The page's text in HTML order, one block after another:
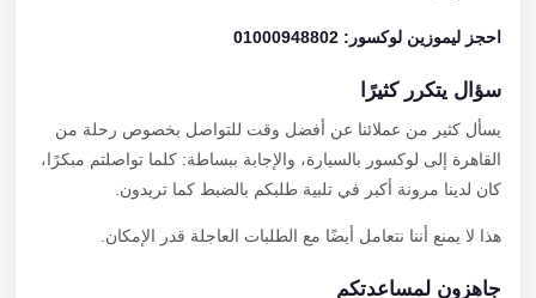
احجز ليموزين لوكسور: 01000948802
سؤال يتكرر كثيرًا
يسأل كثير من عملائنا عن أفضل وقت للتواصل بخصوص رحلة من
القاهرة إلى لوكسور بالسيارة، والإجابة ببساطة: كلما تواصلتم مبكرًا،
كان لدينا مرونة أكبر في تلبية طلبكم بالضبط كما تريدون.
هذا لا يمنع أننا نتعامل أيضًا مع الطلبات العاجلة قدر الإمكان.
جاهزون لمساعدتكم